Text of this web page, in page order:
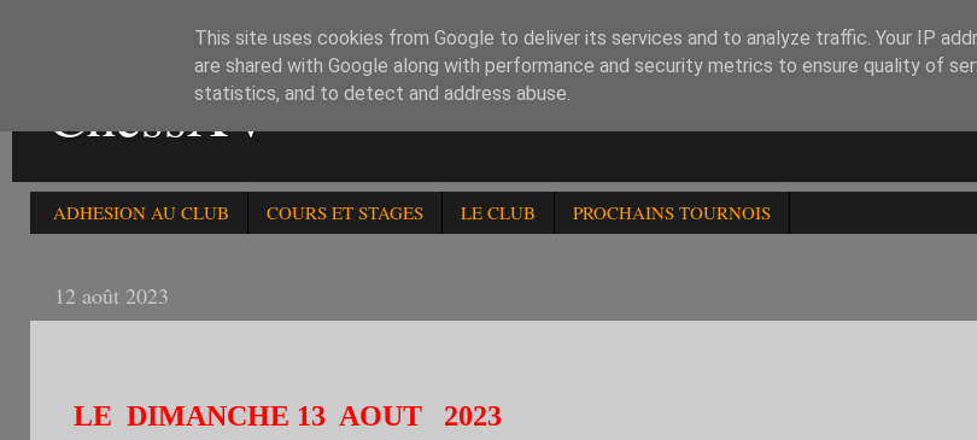
ChessXV
ADHESION AU CLUB COURS ET STAGES LE CLUB PROCHAINS TOURNOIS
12 août 2023
LE DIMANCHE 13 AOUT 2023
This site uses cookies from Google to deliver its services and to analyze traffic. Your IP
are shared with Google along with performance and security metrics to ensure quality of
statistics, and to detect and address abuse.